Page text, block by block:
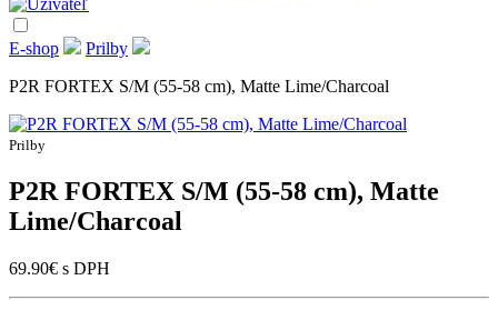
E-shop
Prilby
P2R FORTEX S/M (55-58 cm), Matte Lime/Charcoal
Prilby
P2R FORTEX S/M (55-58 cm), Matte
Lime/Charcoal
69.90€ s DPH